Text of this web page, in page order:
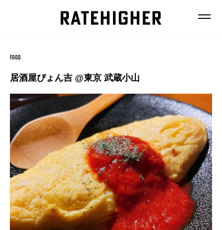
FEATURE
NEWS
FASHION
BEAUTY
FOOD
FOOD
居酒屋ぴょん吉 @東京 武蔵小山